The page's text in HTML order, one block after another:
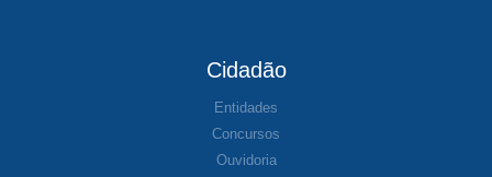
Cidadão
Entidades
Concursos
Ouvidoria